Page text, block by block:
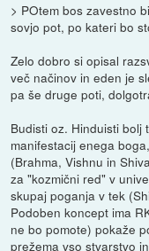
> POtem bos zavestno
sovjo pot, po kateri bo
Zelo dobro si opisal
več načinov in eden je
pa še druge poti,
Budisti oz. Hinduisti
manifestacij enega
(Brahma, Vishnu in
za "kozmični red" v
skupaj poganja v tek
Podoben koncept ima
ne bo pomote) pokaže
prežema vso stvarstvo